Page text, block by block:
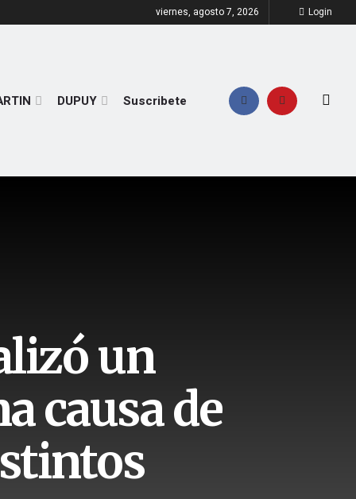
viernes, agosto 7, 2026 Login
DUPUY Suscribete
un
causa de